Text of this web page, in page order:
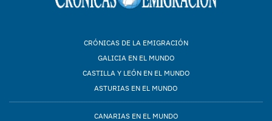
CRÓNICAS DE LA EMIGRACIÓN
GALICIA EN EL MUNDO
CASTILLA Y LEÓN EN EL MUNDO
ASTURIAS EN EL MUNDO
CANARIAS EN EL MUNDO